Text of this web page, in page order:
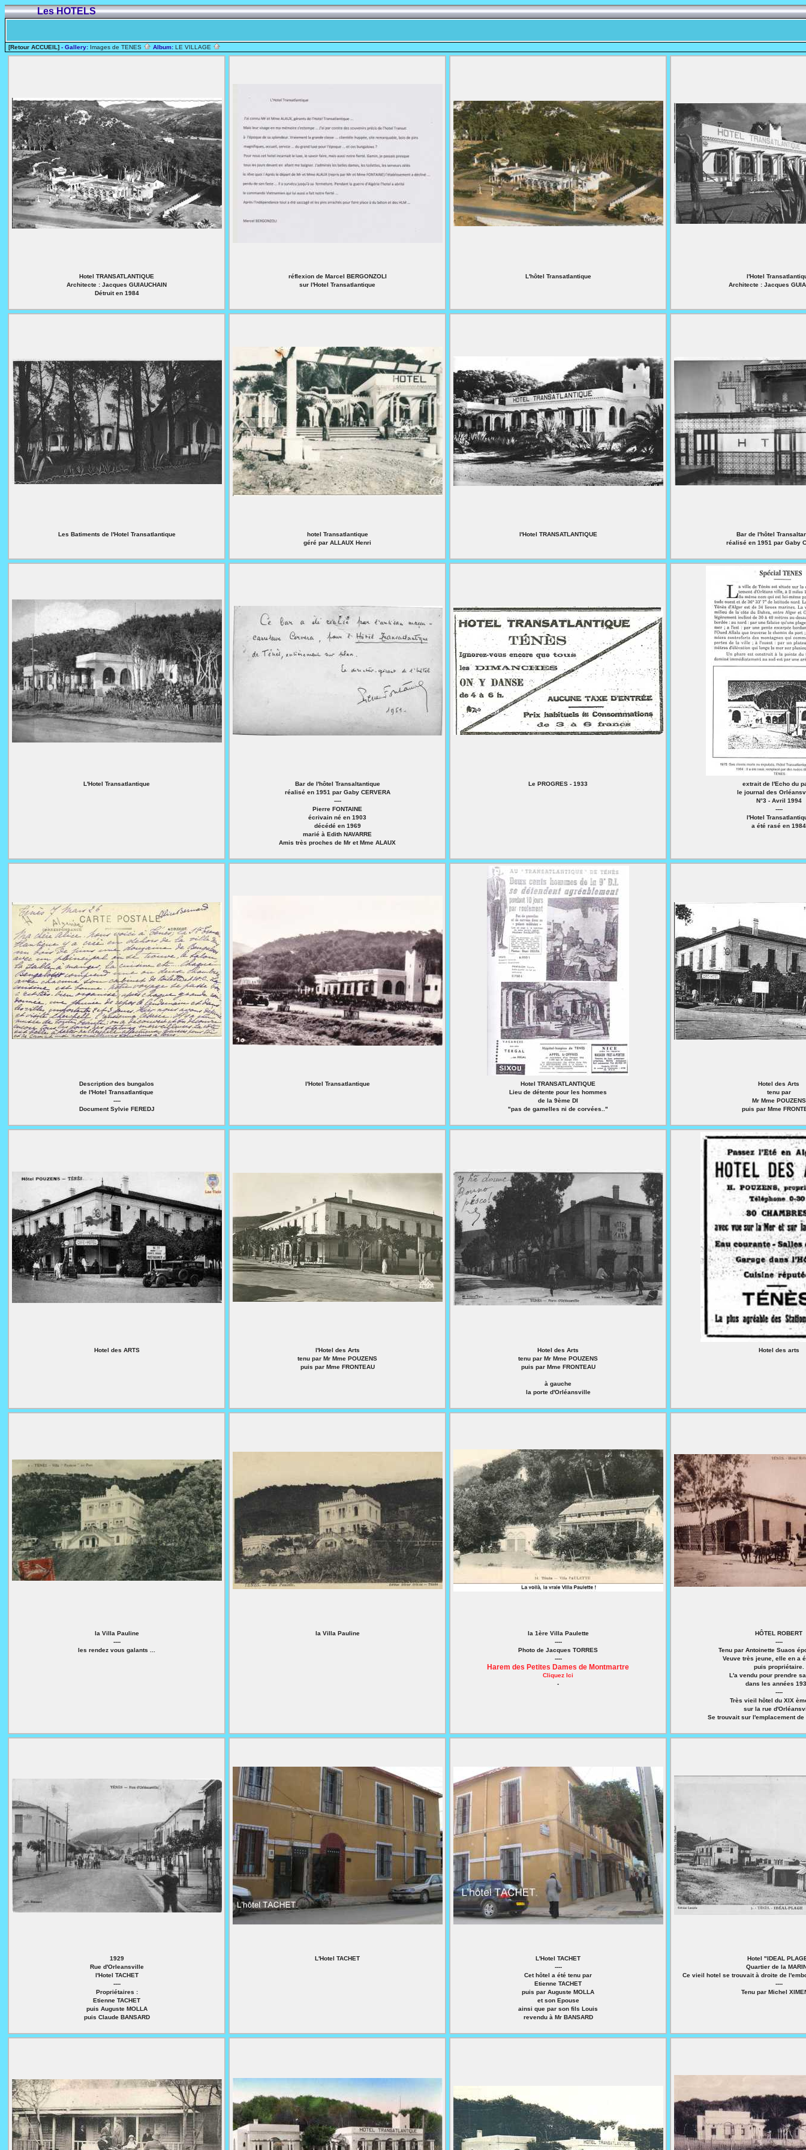
Les HOTELS
[Retour ACCUEIL] - Gallery: Images de TENES Album: LE VILLAGE
Hotel TRANSATLANTIQUE
Architecte : Jacques GUIAUCHAIN
Détruit en 1984
réflexion de Marcel BERGONZOLI
sur l'Hotel Transatlantique
L'hôtel Transatlantique
l'Hotel
Architecte : Jacques
Les Batiments de l'Hotel Transatlantique
hotel Transatlantique
géré par ALLAUX Henri
l'Hotel TRANSATLANTIQUE
Bar de l'hôtel
réalisé en 1951 par Gaby
L'Hotel Transatlantique
Bar de l'hôtel Transaltantique
réalisé en 1951 par Gaby CERVERA
----
Pierre FONTAINE
écrivain né en 1903
décédé en 1969
marié à Edith NAVARRE
Amis très proches de Mr et Mme ALAUX
Le PROGRES - 1933
extrait de l'Echo du
le journal des
N°3 - Avril 1994
----
l'Hotel
a été rasé en 1984
Description des bungalos
de l'Hotel Transatlantique
----
Document Sylvie FEREDJ
l'Hotel Transatlantique
Hotel TRANSATLANTIQUE
Lieu de détente pour les hommes
de la 9ème DI
"pas de gamelles ni de corvées.."
Hotel des Arts
tenu par
Mr Mme POUZENS
puis par Mme
Hotel des ARTS
l'Hotel des Arts
tenu par Mr Mme POUZENS
puis par Mme FRONTEAU
Hotel des Arts
tenu par Mr Mme POUZENS
puis par Mme FRONTEAU
à gauche
la porte d'Orléansville
Hotel des arts
la Villa Pauline
----
les rendez vous galants ...
la Villa Pauline
la 1ère Villa Paulette
----
Photo de Jacques TORRES
----
Harem des Petites Dames de Montmartre
Cliquez Ici
-
HÔTEL ROBERT
----
Tenu par Antoinette Suaos
Veuve très jeune, elle en a
puis propriétaire.
L'a vendu pour prendre
dans les années
----
Très vieil hôtel du XIX
sur la rue
Se trouvait sur l'emplacement de
1929
Rue d'Orleansville
l'Hotel TACHET
----
Propriétaires :
Etienne TACHET
puis Auguste MOLLA
puis Claude BANSARD
L'Hotel TACHET
L'Hotel TACHET
----
Cet hôtel a été tenu par
Etienne TACHET
puis par Auguste MOLLA
et son Epouse
ainsi que par son fils Louis
revendu à Mr BANSARD
Hotel "IDEAL
Quartier de la
Ce vieil hotel se trouvait à droite de
----
Tenu par Michel